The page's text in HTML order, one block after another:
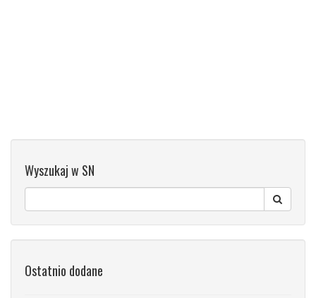
Wyszukaj w SN
Ostatnio dodane